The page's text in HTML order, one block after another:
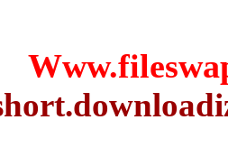
http://